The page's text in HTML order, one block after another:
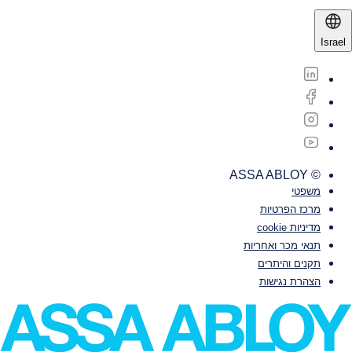
Israel
© ASSA ABLOY
משפטי‎‎
מרכז הפרטיות
מדיניות cookie
תנאי מכר ואחריות
תקנים והיתרים
הצהרת נגישות